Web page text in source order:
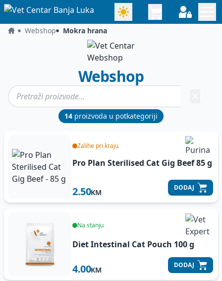
Webshop Mokra hrana
Webshop
14 proizvoda u potkategoriji
Zalihe pri kraju
Pro Plan Sterilised Cat Gig Beef85 g
2.50KM
DODAJ
Na stanju
Diet Intestinal Cat Pouch 100 g
4.00KM
DODAJ